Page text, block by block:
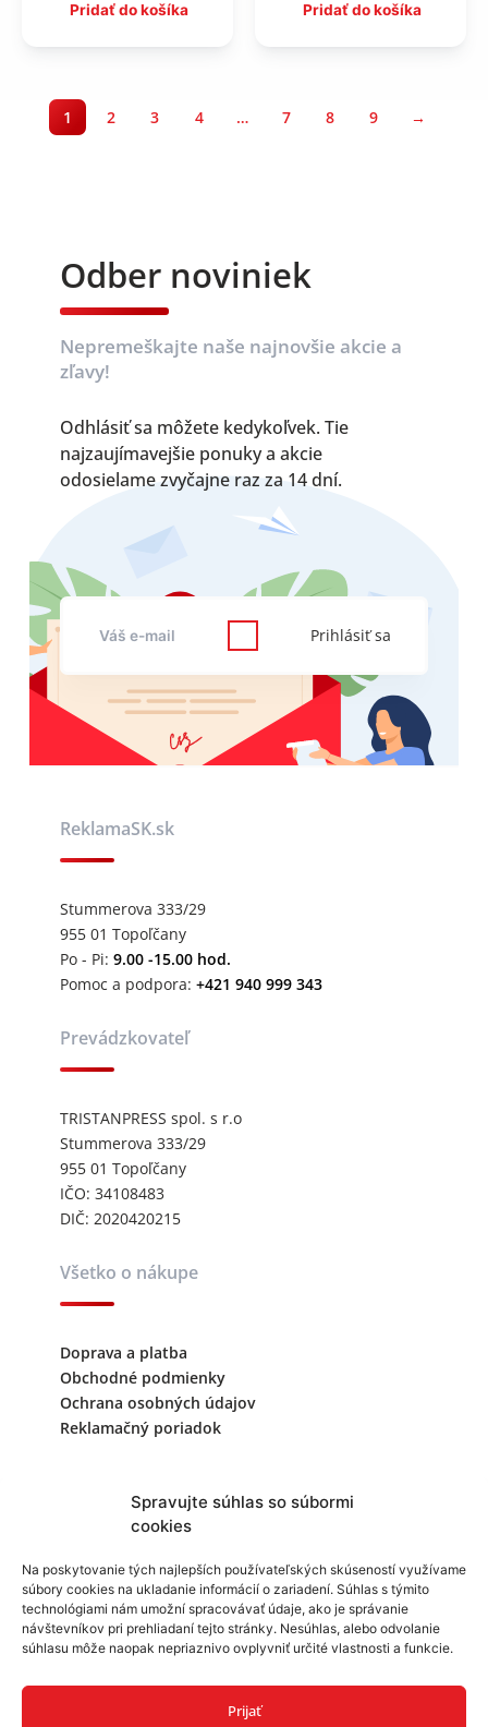
Spravujte súhlas so súbormi
cookies
Na poskytovanie tých najlepších používateľských skúseností využívame
súbory cookies na ukladanie informácií o zariadení. Súhlas s týmito
technológiami nám umožní spracovávať údaje, ako je správanie
návštevníkov pri prehliadaní tejto stránky. Nesúhlas, alebo odvolanie
súhlasu môže naopak nepriaznivo ovplyvniť určité vlastnosti a funkcie.
Prijať
Pridať do košíka Pridať do košíka
1 2 3 4 … 7 8 9 →
Odber noviniek
Nepremeškajte naše najnovšie akcie a
zľavy!
Odhlásiť sa môžete kedykoľvek. Tie
najzaujímavejšie ponuky a akcie
odosielame zvyčajne raz za 14 dní.
Prihlásiť sa
ReklamaSK.sk
Stummerova 333/29
955 01 Topoľčany
Po - Pi: 9.00 -15.00 hod.
Pomoc a podpora: +421 940 999 343
Prevádzkovateľ
TRISTANPRESS spol. s r.o
Stummerova 333/29
955 01 Topoľčany
IČO: 34108483
DIČ: 2020420215
Všetko o nákupe
Doprava a platba
Obchodné podmienky
Ochrana osobných údajov
Reklamačný poriadok
+421 940 999 343
info@reklamask.sk